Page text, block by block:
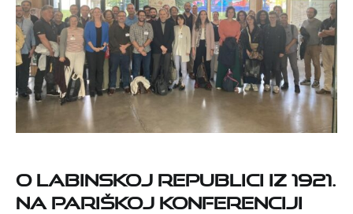
O Labinskoj republici iz 1921.
na pariškoj konferenciji